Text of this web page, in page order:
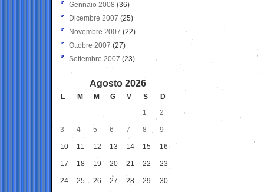
Gennaio 2008 (36)
Dicembre 2007 (25)
Novembre 2007 (22)
Ottobre 2007 (27)
Settembre 2007 (23)
Agosto 2026
L M M G V S
D
1
2
3 4 5 6 7 8 9
10 11 12 13 14 15 16
17 18 19 20 21 22 23
24 25 26 27 28 29 30